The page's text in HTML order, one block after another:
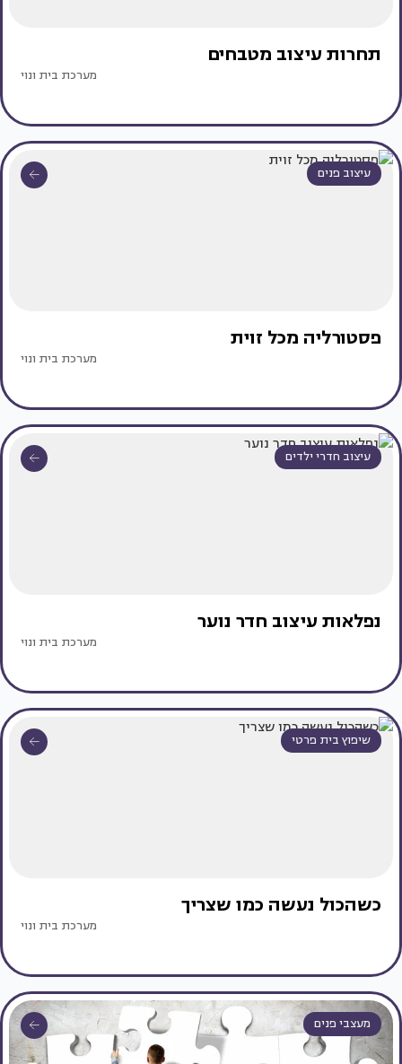
תחרות עיצוב מטבחים
מערכת בית ונוי
עיצוב פנים
פסטורליה מכל זוית
מערכת בית ונוי
עיצוב חדרי ילדים
נפלאות עיצוב חדר נוער
מערכת בית ונוי
שיפוץ בית פרטי
כשהכול נעשה כמו שצריך
מערכת בית ונוי
מעצבי פנים